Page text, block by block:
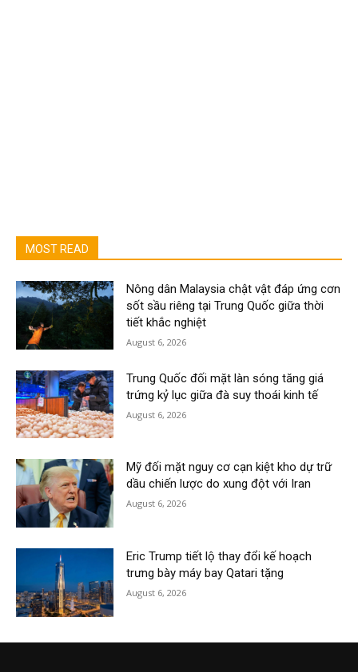
MOST READ
Nông dân Malaysia chật vật đáp ứng cơn
sốt sầu riêng tại Trung Quốc giữa thời
tiết khắc nghiệt
August 6, 2026
Trung Quốc đối mặt làn sóng tăng giá
trứng kỷ lục giữa đà suy thoái kinh tế
August 6, 2026
Mỹ đối mặt nguy cơ cạn kiệt kho dự trữ
dầu chiến lược do xung đột với Iran
August 6, 2026
Eric Trump tiết lộ thay đổi kế hoạch
trưng bày máy bay Qatari tặng
August 6, 2026